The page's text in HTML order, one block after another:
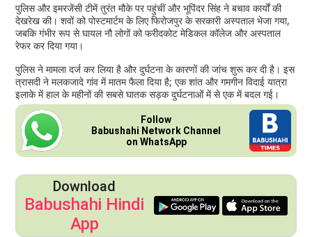
पुलिस और इमरजेंसी टीमें तुरंत मौके पर पहुंचीं और भूपिंदर सिंह ने बचाव कार्यों की
देखरेख की। शवों को पोस्टमार्टम के लिए फिरोजपुर के सरकारी अस्पताल भेजा गया,
जबकि गंभीर रूप से घायल नौ लोगों को फरीदकोट मेडिकल कॉलेज और अस्पताल
रेफर कर दिया गया।
पुलिस ने मामला दर्ज कर लिया है और दुर्घटना के कारणों की जांच शुरू कर दी है। इस
त्रासदी ने मलकजादे गांव में मातम फैला दिया है; एक शांत और गमगीन विदाई यात्रा
इलाके में हाल के महीनों की सबसे घातक सड़क दुर्घटनाओं में से एक में बदल गई।
Follow
Babushahi Network Channel
on WhatsApp
Download
Babushahi Hindi
App